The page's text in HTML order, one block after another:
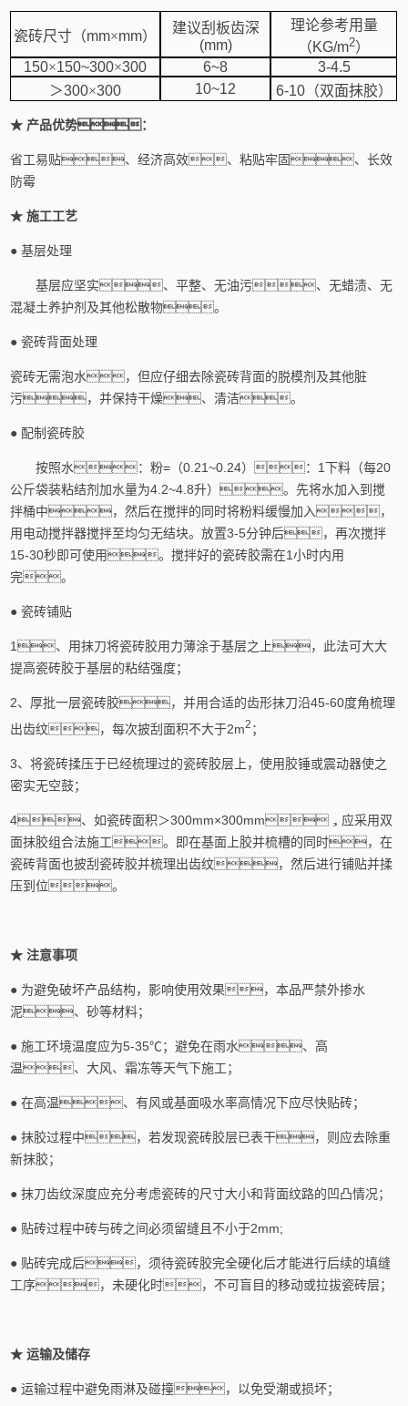
瓷砖尺寸（mm×mm）
建议刮板齿深
(mm)
理论参考用量
（KG/m2）
150×150~300×300 6~8
3-4.5
＞300×300 10~12 6-10（双面抹胶）
★ 产品优势：
省工易贴、经济高效、粘贴牢固、长效
防霉
★ 施工工艺
● 基层处理
基层应坚实、平整、无油污、无蜡渍、无
混凝土养护剂及其他松散物。
●瓷砖背面处理
瓷砖无需泡水，但应仔细去除瓷砖背面的脱模剂及其他脏
污，并保持干燥、清洁。
●配制瓷砖胶
按照水：粉= （0.21~0.24）： 1下料（每20
公斤袋装粘结剂加水量为4.2~4.8升）。先将水加入到搅
拌桶中，然后在搅拌的同时将粉料缓慢加入，
用电动搅拌器搅拌至均匀无结块。放置3-5分钟后，再次搅拌
15-30秒即可使用。搅拌好的瓷砖胶需在1小时内用
完。
●瓷砖铺贴
1、 用抹刀将瓷砖胶用力薄涂于基层之上，此法可大大
提高瓷砖胶于基层的粘结强度；
2、 厚批一层瓷砖胶，并用合适的齿形抹刀沿45-60度角梳理
出齿纹，每次披刮面积不大于2m2 ；
3、将瓷砖揉压于已经梳理过的瓷砖胶层上，使用胶锤或震动器使之
密实无空鼓；
4、如瓷砖面积＞300mm×300mm，应采用双
面抹胶组合法施工。即在基面上胶并梳槽的同时，在
瓷砖背面也披刮瓷砖胶并梳理出齿纹，然后进行铺贴并揉
压到位。
★ 注意事项
● 为避免破坏产品结构，影响使用效果，本品严禁外掺水
泥、砂等材料；
●施工环境温度应为5-35℃；避免在雨水、高
温、大风、霜冻等天气下施工；
●在高温、有风或基面吸水率高情况下应尽快贴砖；
●抹胶过程中，若发现瓷砖胶层已表干，则应去除重
新抹胶；
●抹刀齿纹深度应充分考虑瓷砖的尺寸大小和背面纹路的凹凸情况；
● 贴砖过程中砖与砖之间必须留缝且不小于2mm;
● 贴砖完成后，须待瓷砖胶完全硬化后才能进行后续的填缝
工序，未硬化时，不可盲目的移动或拉拔瓷砖层；
★ 运输及储存
●运输过程中避免雨淋及碰撞，以免受潮或损坏；